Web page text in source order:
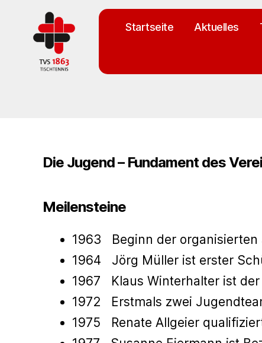
Startseite Aktuelles
Die Jugend – Fundament des
Meilensteine
1963 Beginn der organisierten
1964 Jörg Müller ist erster
1967 Klaus Winterhalter ist
1972 Erstmals zwei
1975 Renate Allgeier